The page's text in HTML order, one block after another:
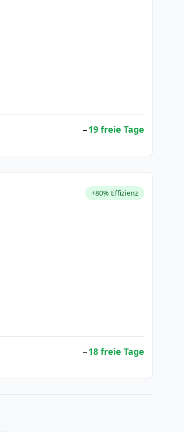
→ 19 freie Tage
+80% Effizienz
→ 18 freie Tage